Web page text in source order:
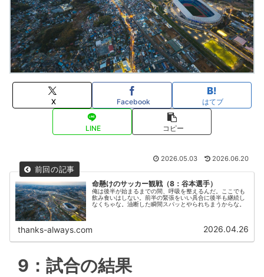
X Facebook はてブ
LINE コピー
2026.05.03 2026.06.20
命懸けのサッカー観戦（8：谷本選手）
俺は後半が始まるまでの間、呼吸を整えるんだ。ここでも
飲み食いはしない。前半の緊張をいい具合に後半も継続し
なくちゃな。油断した瞬間スパッとやられちまうからな。
thanks-always.com 2026.04.26
9：試合の結果